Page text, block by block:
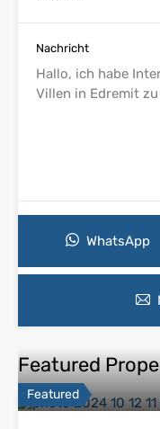
Nachricht
WhatsApp
Featured
Featured